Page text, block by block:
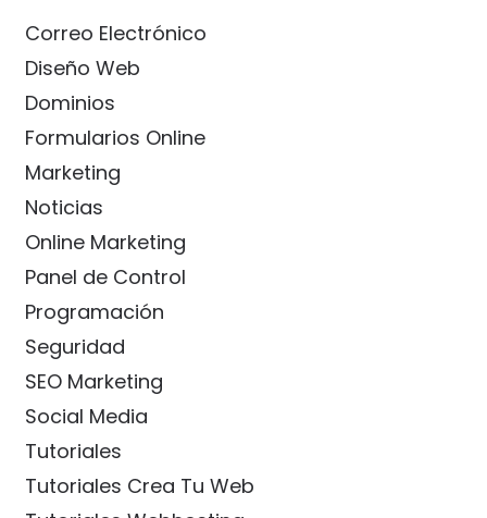
Correo Electrónico
Diseño Web
Dominios
Formularios Online
Marketing
Noticias
Online Marketing
Panel de Control
Programación
Seguridad
SEO Marketing
Social Media
Tutoriales
Tutoriales Crea Tu Web